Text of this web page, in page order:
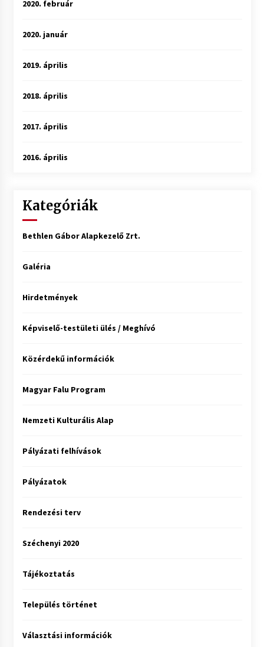
2020. február
2020. január
2019. április
2018. április
2017. április
2016. április
Kategóriák
Bethlen Gábor Alapkezelő Zrt.
Galéria
Hirdetmények
Képviselő-testületi ülés / Meghívó
Közérdekű információk
Magyar Falu Program
Nemzeti Kulturális Alap
Pályázati felhívások
Pályázatok
Rendezési terv
Széchenyi 2020
Tájékoztatás
Település történet
Választási információk